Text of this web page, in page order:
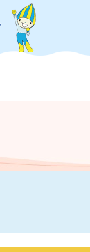
このページの本文へ